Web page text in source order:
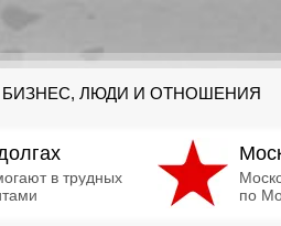
БИЗНЕС, ЛЮДИ И ОТНОШЕНИЯ
в трудных
по